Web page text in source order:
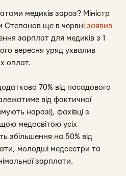
медиків зараз? Міністр
Степанов ще в червні заявив
зарплат для медиків з 1
вересня уряд ухвалив
оплат.
70% від посадового
від фактичної
наразі), фахівці з
медосвітою усіх
збільшення на 50% від
молодші медсестри та
зарплати.